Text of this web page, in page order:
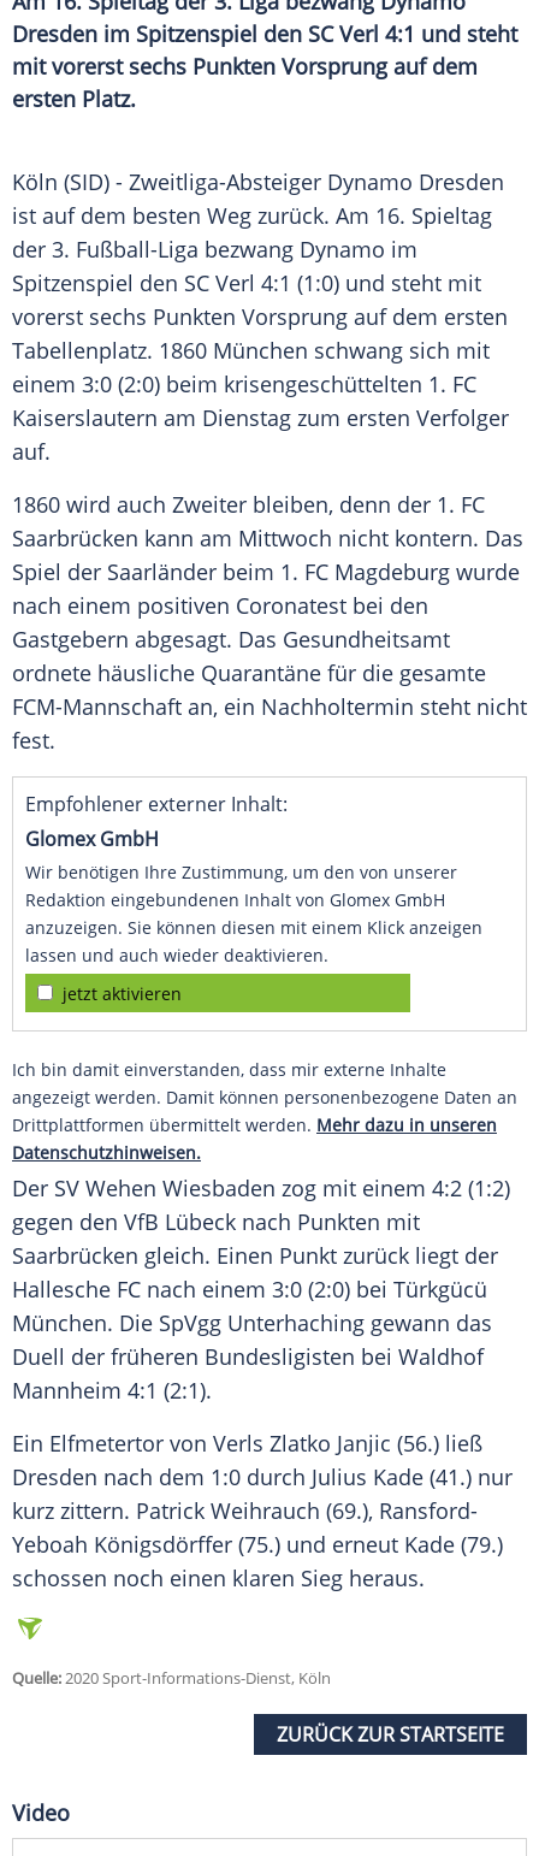
Dresden im Spitzenspiel den SC Verl 4:1 und steht
mit vorerst sechs Punkten Vorsprung auf dem
ersten Platz.
Köln (SID) - Zweitliga-Absteiger Dynamo Dresden
ist auf dem besten Weg zurück. Am 16. Spieltag
der 3. Fußball-Liga bezwang Dynamo im
Spitzenspiel den SC Verl 4:1 (1:0) und steht mit
vorerst sechs Punkten Vorsprung auf dem ersten
Tabellenplatz. 1860 München schwang sich mit
einem 3:0 (2:0) beim krisengeschüttelten 1. FC
Kaiserslautern am Dienstag zum ersten Verfolger
auf.
1860 wird auch Zweiter bleiben, denn der 1. FC
Saarbrücken kann am Mittwoch nicht kontern. Das
Spiel der Saarländer beim 1. FC Magdeburg wurde
nach einem positiven Coronatest bei den
Gastgebern abgesagt. Das Gesundheitsamt
ordnete häusliche Quarantäne für die gesamte
FCM-Mannschaft an, ein Nachholtermin steht nicht
fest.
Empfohlener externer Inhalt:
Glomex GmbH
Wir benötigen Ihre Zustimmung, um den von unserer
Redaktion eingebundenen Inhalt von Glomex GmbH
anzuzeigen. Sie können diesen mit einem Klick anzeigen
lassen und auch wieder deaktivieren.
jetzt aktivieren
Ich bin damit einverstanden, dass mir externe Inhalte
angezeigt werden. Damit können personenbezogene Daten an
Drittplattformen übermittelt werden. Mehr dazu in unseren
Datenschutzhinweisen.
Der SV Wehen Wiesbaden zog mit einem 4:2 (1:2)
gegen den VfB Lübeck nach Punkten mit
Saarbrücken gleich. Einen Punkt zurück liegt der
Hallesche FC nach einem 3:0 (2:0) bei Türkgücü
München. Die SpVgg Unterhaching gewann das
Duell der früheren Bundesligisten bei Waldhof
Mannheim 4:1 (2:1).
Ein Elfmetertor von Verls Zlatko Janjic (56.) ließ
Dresden nach dem 1:0 durch Julius Kade (41.) nur
kurz zittern. Patrick Weihrauch (69.), Ransford-
Yeboah Königsdörffer (75.) und erneut Kade (79.)
schossen noch einen klaren Sieg heraus.
Quelle:2020 Sport-Informations-Dienst, Köln
ZURÜCK ZUR STARTSEITE
Video